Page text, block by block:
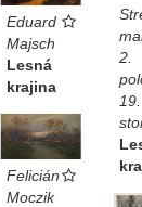
Eduard
Majsch
Lesná
krajina
2.
19.
Felicián
Moczik